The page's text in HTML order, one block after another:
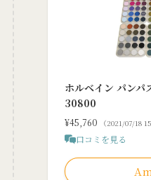
ホルベイン パンパ
30800
¥45,760 （2021/07/18
口コミを見る